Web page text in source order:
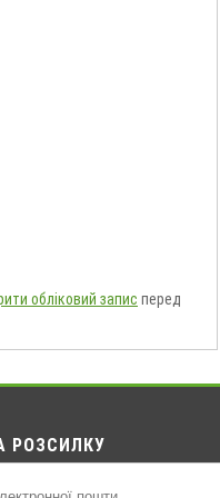
обліковий запис перед
РОЗСИЛКУ